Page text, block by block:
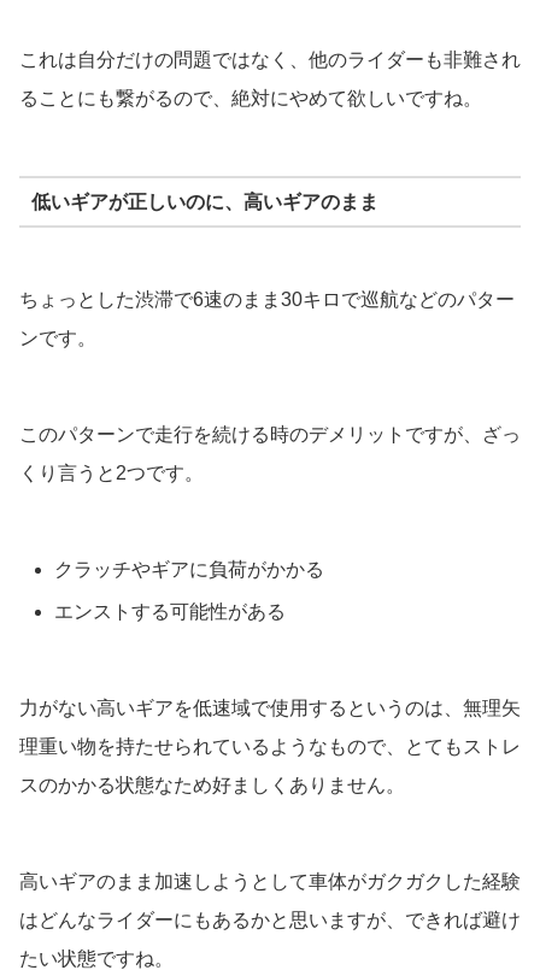
これは自分だけの問題ではなく、他のライダーも非難され
ることにも繋がるので、絶対にやめて欲しいですね。
低いギアが正しいのに、高いギアのまま
ちょっとした渋滞で6速のまま30キロで巡航などのパター
ンです。
このパターンで走行を続ける時のデメリットですが、ざっ
くり言うと2つです。
クラッチやギアに負荷がかかる
エンストする可能性がある
力がない高いギアを低速域で使用するというのは、無理矢
理重い物を持たせられているようなもので、とてもストレ
スのかかる状態なため好ましくありません。
高いギアのまま加速しようとして車体がガクガクした経験
はどんなライダーにもあるかと思いますが、できれば避け
たい状態ですね。